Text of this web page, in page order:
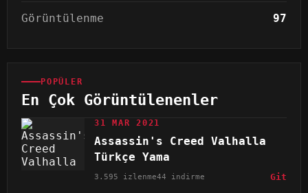
Görüntülenme 97
POPÜLER
En Çok Görüntülenenler
31 MAR 2021
Assassin's Creed Valhalla
Türkçe Yama
3.595 izlenme44 indirme Git